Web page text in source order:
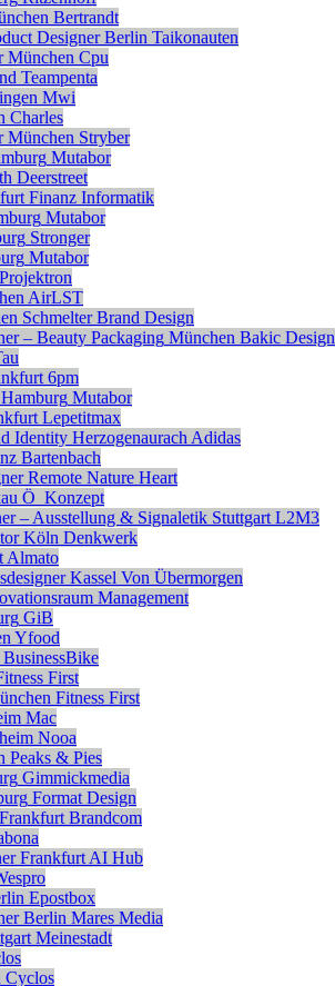
Bertrandt
Designer Berlin Taikonauten
München Cpu
Teampenta
Mwi
Charles
München Stryber
Mutabor
Deerstreet
Finanz Informatik
Mutabor
Stronger
Mutabor
Projektron
AirLST
Schmelter Brand Design
– Beauty Packaging München Bakic Design
6pm
Hamburg Mutabor
Lepetitmax
Identity Herzogenaurach Adidas
Bartenbach
Remote Nature Heart
Ö_Konzept
– Ausstellung & Signaletik Stuttgart L2M3
Köln Denkwerk
Almato
Kassel Von Übermorgen
Management
GiB
Yfood
BusinessBike
First
Fitness First
Mac
Nooa
Peaks & Pies
Gimmickmedia
Format Design
Frankfurt Brandcom
Frankfurt AI Hub
Epostbox
Berlin Mares Media
Meinestadt
Cyclos